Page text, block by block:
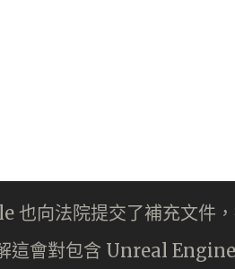
也向法院提交了補充文件
這會對包含 Unreal